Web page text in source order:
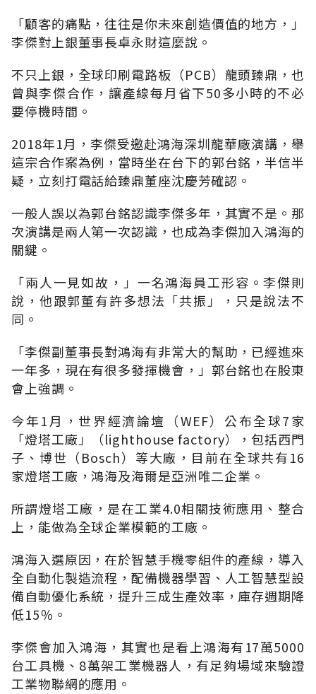
「顧客的痛點，往往是你未來創造價值的地方，」
李傑對上銀董事長卓永財這麼說。
不只上銀，全球印刷電路板（PCB）龍頭臻鼎，也
曾與李傑合作，讓產線每月省下50多小時的不必
要停機時間。
2018年1月，李傑受邀赴鴻海深圳龍華廠演講，舉
這宗合作案為例，當時坐在台下的郭台銘，半信半
疑，立刻打電話給臻鼎董座沈慶芳確認。
一般人誤以為郭台銘認識李傑多年，其實不是。那
次演講是兩人第一次認識，也成為李傑加入鴻海的
關鍵。
「兩人一見如故，」一名鴻海員工形容。李傑則
說，他跟郭董有許多想法「共振」，只是說法不
同。
「李傑副董事長對鴻海有非常大的幫助，已經進來
一年多，現在有很多發揮機會，」郭台銘也在股東
會上強調。
今年1月，世界經濟論壇（WEF）公布全球7家
「燈塔工廠」（lighthouse factory），包括西門
子、博世（Bosch）等大廠，目前在全球共有16
家燈塔工廠，鴻海及海爾是亞洲唯二企業。
所謂燈塔工廠，是在工業4.0相關技術應用、整合
上，能做為全球企業模範的工廠。
鴻海入選原因，在於智慧手機零組件的產線，導入
全自動化製造流程，配備機器學習、人工智慧型設
備自動優化系統，提升三成生產效率，庫存週期降
低15％。
李傑會加入鴻海，其實也是看上鴻海有17萬5000
台工具機、8萬架工業機器人，有足夠場域來驗證
工業物聯網的應用。